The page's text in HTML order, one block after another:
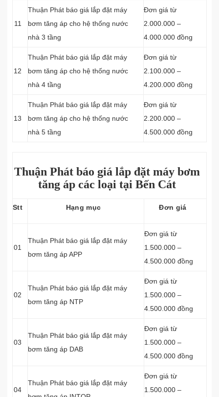
11
Thuận Phát báo giá lắp đặt máy
bơm tăng áp cho hệ thống nước
nhà 3 tầng
Đơn giá từ
2.000.000 –
4.000.000 đồng
12
Thuận Phát báo giá lắp đặt máy
bơm tăng áp cho hệ thống nước
nhà 4 tầng
Đơn giá từ
2.100.000 –
4.200.000 đồng
13
Thuận Phát báo giá lắp đặt máy
bơm tăng áp cho hệ thống nước
nhà 5 tầng
Đơn giá từ
2.200.000 –
4.500.000 đồng
Thuận Phát báo giá lắp đặt máy bơm
tăng áp các loại tại Bến Cát
Stt Hạng mục Đơn giá
01
Thuận Phát báo giá lắp đặt máy
bơm tăng áp APP
Đơn giá từ
1.500.000 –
4.500.000 đồng
02
Thuận Phát báo giá lắp đặt máy
bơm tăng áp NTP
Đơn giá từ
1.500.000 –
4.500.000 đồng
03
Thuận Phát báo giá lắp đặt máy
bơm tăng áp DAB
Đơn giá từ
1.500.000 –
4.500.000 đồng
04
Thuận Phát báo giá lắp đặt máy
Đơn giá từ
1.500.000 –